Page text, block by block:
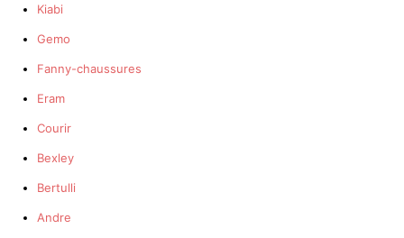
Kiabi
Gemo
Fanny-chaussures
Eram
Courir
Bexley
Bertulli
Andre